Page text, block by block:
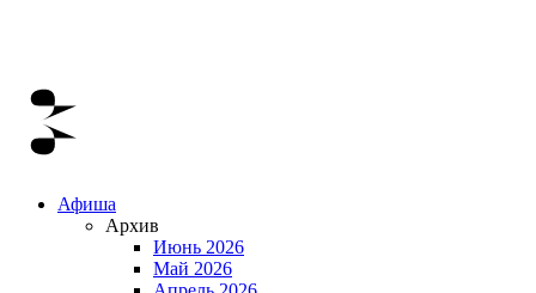
Афиша
Архив
Июнь 2026
Май 2026